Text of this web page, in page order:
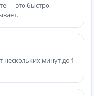
— это быстро,
минут до 1